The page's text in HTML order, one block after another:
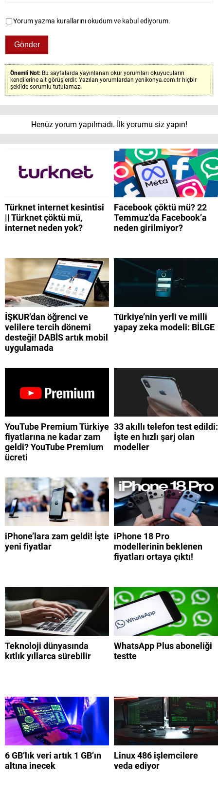
Yorum yazma kurallarını okudum ve kabul ediyorum.
Önemli Not: Bu sayfalarda yayınlanan okur yorumları okuyucuların
kendilerine ait görüşlerdir. Yazılan yorumlardan yenikonya.com.tr hiçbir
şekilde sorumlu tutulamaz.
Henüz yorum yapılmadı. İlk yorumu siz yapın!
Türknet internet kesintisi
|| Türknet çöktü mü,
internet neden yok?
Facebook çöktü mü? 22
Temmuz’da Facebook’a
neden girilmiyor?
İŞKUR’dan öğrenci ve
velilere tercih dönemi
desteği! DABİS artık mobil
uygulamada
Türkiye’nin yerli ve milli
yapay zeka modeli: BİLGE
YouTube Premium Türkiye
fiyatlarına ne kadar zam
geldi? YouTube Premium
ücreti
33 akıllı telefon test edildi:
İşte en hızlı şarj olan
modeller
iPhone’lara zam geldi! İşte
yeni fiyatlar
iPhone 18 Pro
modellerinin beklenen
fiyatları ortaya çıktı!
Teknoloji dünyasında
kıtlık yıllarca sürebilir
WhatsApp Plus aboneliği
testte
6 GB’lık veri artık 1 GB’ın
altına inecek
Linux 486 işlemcilere
veda ediyor